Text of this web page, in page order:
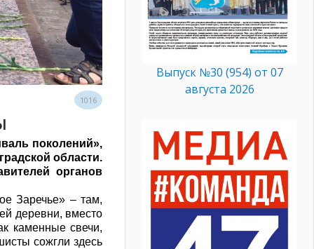
1016
поколений»,
области.
органов
Заречье» – там,
деревни, вместо
каменные свечи,
сожгли здесь
Выпуск №30 (954) от 07
августа 2026